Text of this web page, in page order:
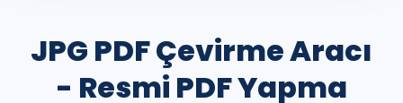
JPG PDF Çevirme Aracı
- Resmi PDF Yapma